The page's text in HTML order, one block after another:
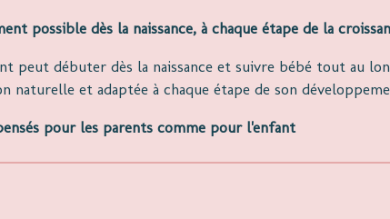
possible dès la naissance, à chaque étape de la
peut débuter dès la naissance et suivre bébé tout au
naturelle et adaptée à chaque étape de son
pour les parents comme pour l'enfant